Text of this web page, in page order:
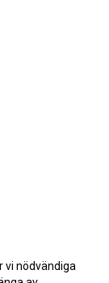
vi nödvändiga